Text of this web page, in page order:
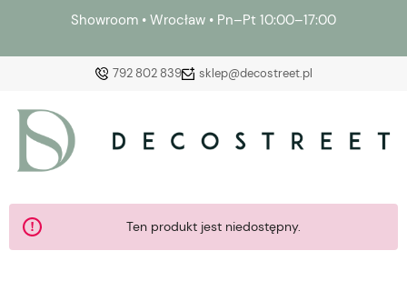
Showroom • Wrocław • Pn–Pt 10:00–17:00
792 802 839 sklep@decostreet.pl
Ten produkt jest niedostępny.